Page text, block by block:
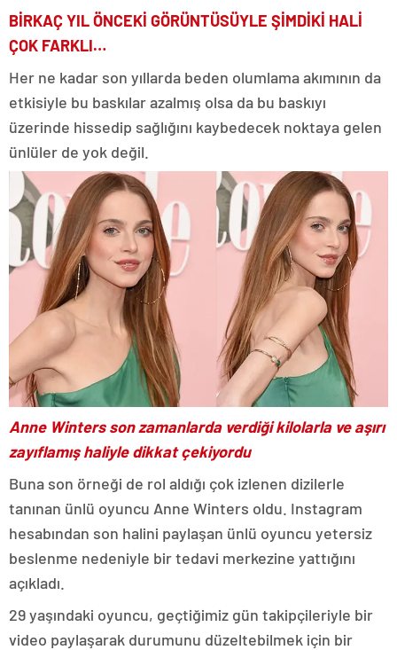
BİRKAÇ YIL ÖNCEKİ GÖRÜNTÜSÜYLE ŞİMDİKİ HALİ
ÇOK FARKLI…
Her ne kadar son yıllarda beden olumlama akımının da
etkisiyle bu baskılar azalmış olsa da bu baskıyı
üzerinde hissedip sağlığını kaybedecek noktaya gelen
ünlüler de yok değil.
Anne Winters son zamanlarda verdiği kilolarla ve aşırı
zayıflamış haliyle dikkat çekiyordu
Buna son örneği de rol aldığı çok izlenen dizilerle
tanınan ünlü oyuncu Anne Winters oldu. Instagram
hesabından son halini paylaşan ünlü oyuncu yetersiz
beslenme nedeniyle bir tedavi merkezine yattığını
açıkladı.
29 yaşındaki oyuncu, geçtiğimiz gün takipçileriyle bir
video paylaşarak durumunu düzeltebilmek için bir